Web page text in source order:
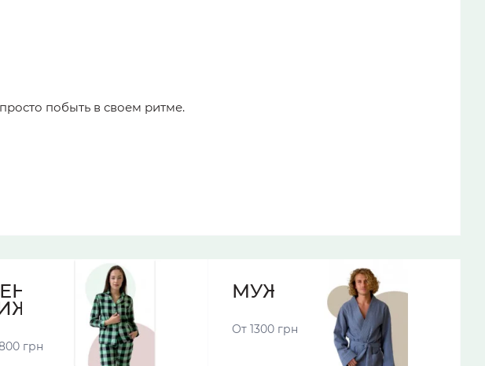
побыть в своем ритме.
грн
МУЖСКИЕ ХАЛАТЫ
От 1300 грн